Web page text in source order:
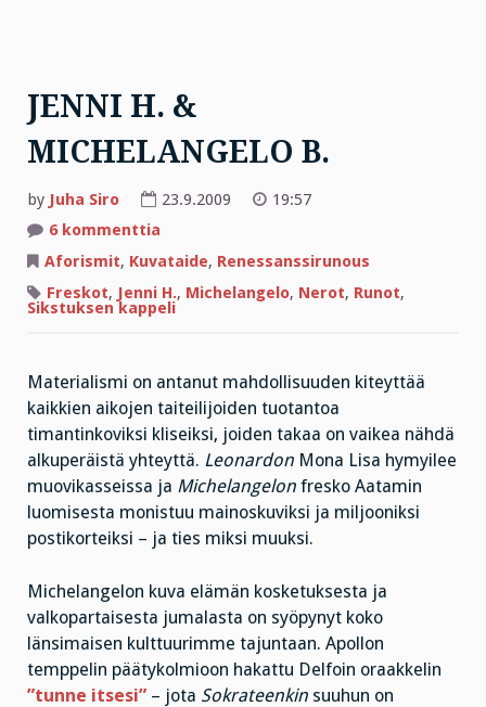
JENNI H. &
MICHELANGELO B.
by Juha Siro 23.9.2009
19:57
6 kommenttia
H.
MICHELANGELO
B.
Aforismit, Kuvataide, Renessanssirunous
Freskot, Jenni H., Michelangelo, Nerot, Runot,
Sikstuksen kappeli
Materialismi on antanut mahdollisuuden kiteyttää
kaikkien aikojen taiteilijoiden tuotantoa
timantinkoviksi kliseiksi, joiden takaa on vaikea nähdä
alkuperäistä yhteyttä. Leonardon Mona Lisa hymyilee
muovikasseissa ja Michelangelon fresko Aatamin
luomisesta monistuu mainoskuviksi ja miljooniksi
postikorteiksi – ja ties miksi muuksi.
Michelangelon kuva elämän kosketuksesta ja
valkopartaisesta jumalasta on syöpynyt koko
länsimaisen kulttuurimme tajuntaan. Apollon
temppelin päätykolmioon hakattu Delfoin oraakkelin
”tunne itsesi” – jota Sokrateenkin suuhun on